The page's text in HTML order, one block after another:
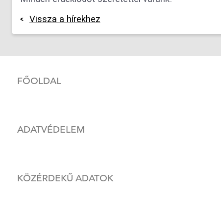
Vissza a hírekhez
FŐOLDAL
ADATVÉDELEM
KÖZÉRDEKŰ ADATOK